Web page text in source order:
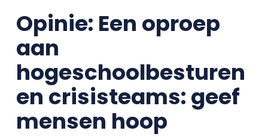
Opinie: Een oproep
aan
hogeschoolbesturen
en crisisteams: geef
mensen hoop